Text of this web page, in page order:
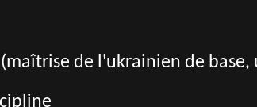
de l'ukrainien de base,